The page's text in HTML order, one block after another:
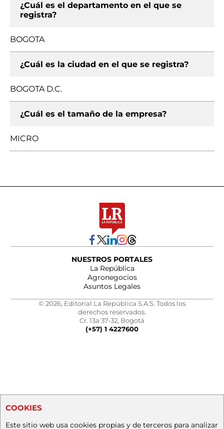
¿Cuál es el departamento en el que se
registra?
BOGOTA
¿Cuál es la ciudad en el que se registra?
BOGOTA D.C.
¿Cuál es el tamaño de la empresa?
MICRO
NUESTROS PORTALES
La República
Agronegocios
Asuntos Legales
© 2026, Editorial La República S.A.S. Todos los
derechos reservados.
Cr. 13a 37-32, Bogotá
(+57) 1 4227600
COOKIES
Este sitio web usa cookies propias y de terceros para analizar